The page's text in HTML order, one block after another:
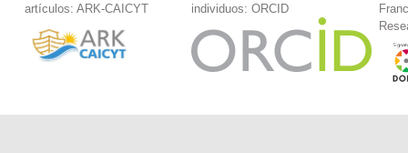
artículos: ARK-CAICYT
individuos: ORCID